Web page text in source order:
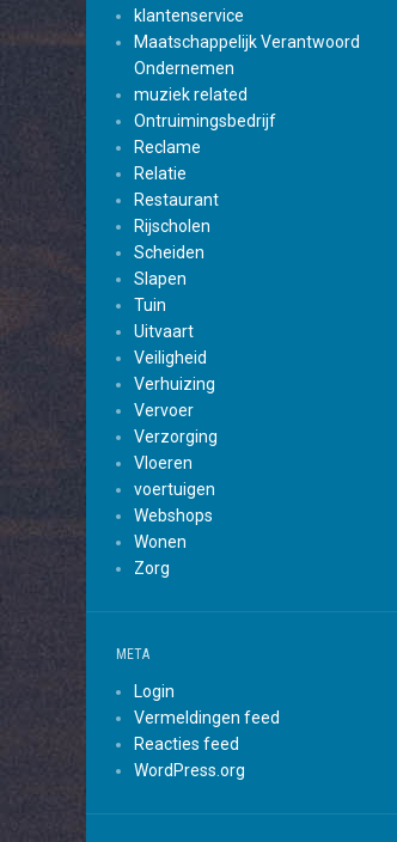
klantenservice
Maatschappelijk Verantwoord
Ondernemen
muziek related
Ontruimingsbedrijf
Reclame
Relatie
Restaurant
Rijscholen
Scheiden
Slapen
Tuin
Uitvaart
Veiligheid
Verhuizing
Vervoer
Verzorging
Vloeren
voertuigen
Webshops
Wonen
Zorg
META
Login
Vermeldingen feed
Reacties feed
WordPress.org